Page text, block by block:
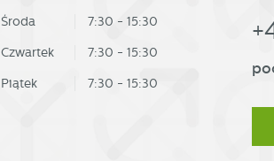
Środa 7:30 - 15:30
Czwartek 7:30 - 15:30
Piątek 7:30 - 15:30